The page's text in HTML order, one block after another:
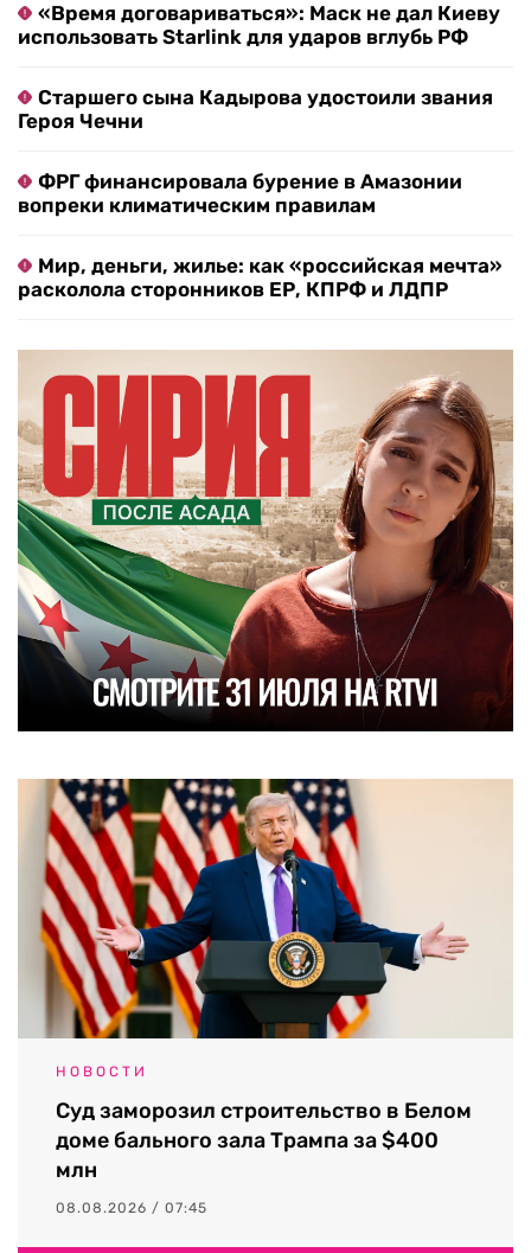
«Время договариваться»: Маск не дал Киеву
использовать Starlink для ударов вглубь РФ
Старшего сына Кадырова удостоили звания
Героя Чечни
ФРГ финансировала бурение в Амазонии
вопреки климатическим правилам
Мир, деньги, жилье: как «российская мечта»
расколола сторонников ЕР, КПРФ и ЛДПР
НОВОСТИ
Суд заморозил строительство в Белом
доме бального зала Трампа за $400
млн
08.08.2026 / 07:45